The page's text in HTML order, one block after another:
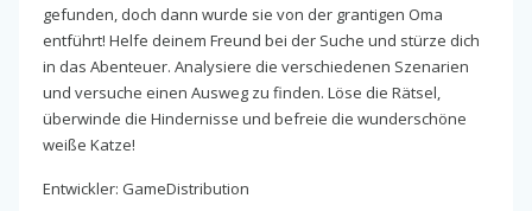
gefunden, doch dann wurde sie von der grantigen Oma
entführt! Helfe deinem Freund bei der Suche und stürze dich
in das Abenteuer. Analysiere die verschiedenen Szenarien
und versuche einen Ausweg zu finden. Löse die Rätsel,
überwinde die Hindernisse und befreie die wunderschöne
weiße Katze!
Entwickler: GameDistribution